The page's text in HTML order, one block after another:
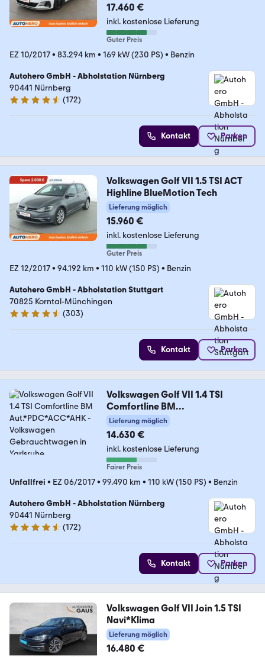
17.460 €
inkl. kostenlose Lieferung
Guter Preis
EZ 10/2017• 83.294 km • 169 kW (230 PS) • Benzin
Autohero GmbH - Abholstation Nürnberg
90441 Nürnberg
4.5 Sterne
(172)
Kontakt Parken
Volkswagen Golf VII 1.5 TSI ACT
Highline BlueMotion Tech
Lieferung möglich
15.960 €
inkl. kostenlose Lieferung
Guter Preis
EZ 12/2017• 94.192 km • 110 kW (150 PS) • Benzin
Autohero GmbH - Abholstation Stuttgart
70825 Korntal-Münchingen
4.4 Sterne
(303)
Kontakt Parken
Volkswagen Golf VII 1.4 TSI
Comfortline BM
Aut.*PDC*ACC*AHK
Lieferung möglich
14.630 €
inkl. kostenlose Lieferung
Fairer Preis
Unfallfrei • EZ 06/2017• 99.490 km • 110 kW (150 PS) • Benzin
Autohero GmbH - Abholstation Nürnberg
90441 Nürnberg
4.5 Sterne
(172)
Kontakt Parken
Volkswagen Golf VII Join 1.5 TSI
Navi*Klima
Lieferung möglich
16.480 €